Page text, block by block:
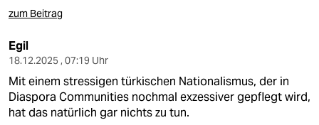
zum Beitrag
Egil
18.12.2025 , 07:19 Uhr
Mit einem stressigen türkischen Nationalismus, der in
Diaspora Communities nochmal exzessiver gepflegt wird,
hat das natürlich gar nichts zu tun.